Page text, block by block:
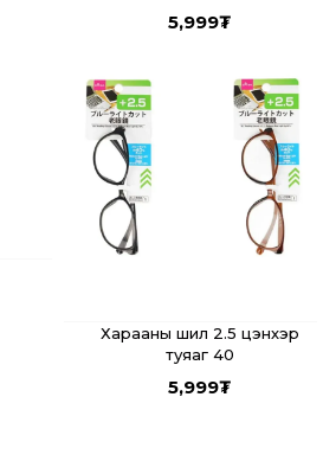
5,999₮
Харааны шил 2.5 цэнхэр
туяаг 40
5,999₮